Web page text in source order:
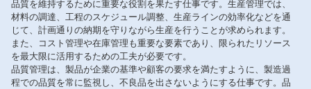
品質を維持するために重要な役割を果たす仕事です。生産管理では、
材料の調達、工程のスケジュール調整、生産ラインの効率化などを通
じて、計画通りの納期を守りながら生産を行うことが求められます。
また、コスト管理や在庫管理も重要な要素であり、限られたリソース
を最大限に活用するための工夫が必要です。
品質管理は、製品が企業の基準や顧客の要求を満たすように、製造過
程での品質を常に監視し、不良品を出さないようにする仕事です。品